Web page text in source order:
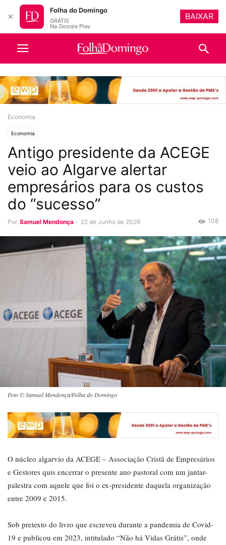
Economia
Economia
Antigo presidente da ACEGE
veio ao Algarve alertar
empresários para os custos
do “sucesso”
Por Samuel Mendonça - 22 de Junho de 2026 108
Foto © Samuel Mendonça/Folha do Domingo
O núcleo algarvio da ACEGE – Associação Cristã de Empresários
e Gestores quis encerrar o presente ano pastoral com um jantar-
palestra com aquele que foi o ex-presidente daquela organização
entre 2009 e 2015.
Sob pretexto do livro que escreveu durante a pandemia de Covid-
19 e publicou em 2023, intitulado “Não há Vidas Grátis”, onde
✕
Folha do Domingo
GRÁTIS
Na Google Play
BAIXAR